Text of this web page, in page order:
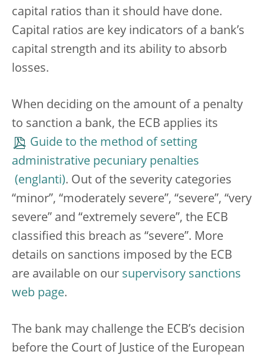
capital ratios than it should have done.
Capital ratios are key indicators of a bank’s
capital strength and its ability to absorb
losses.
When deciding on the amount of a penalty
to sanction a bank, the ECB applies its
Guide to the method of setting
administrative pecuniary penalties
. Out of the severity categories
“minor”, “moderately severe”, “severe”, “very
severe” and “extremely severe”, the ECB
classified this breach as “severe”. More
details on sanctions imposed by the ECB
are available on our supervisory sanctions
web page.
The bank may challenge the ECB’s decision
before the Court of Justice of the European